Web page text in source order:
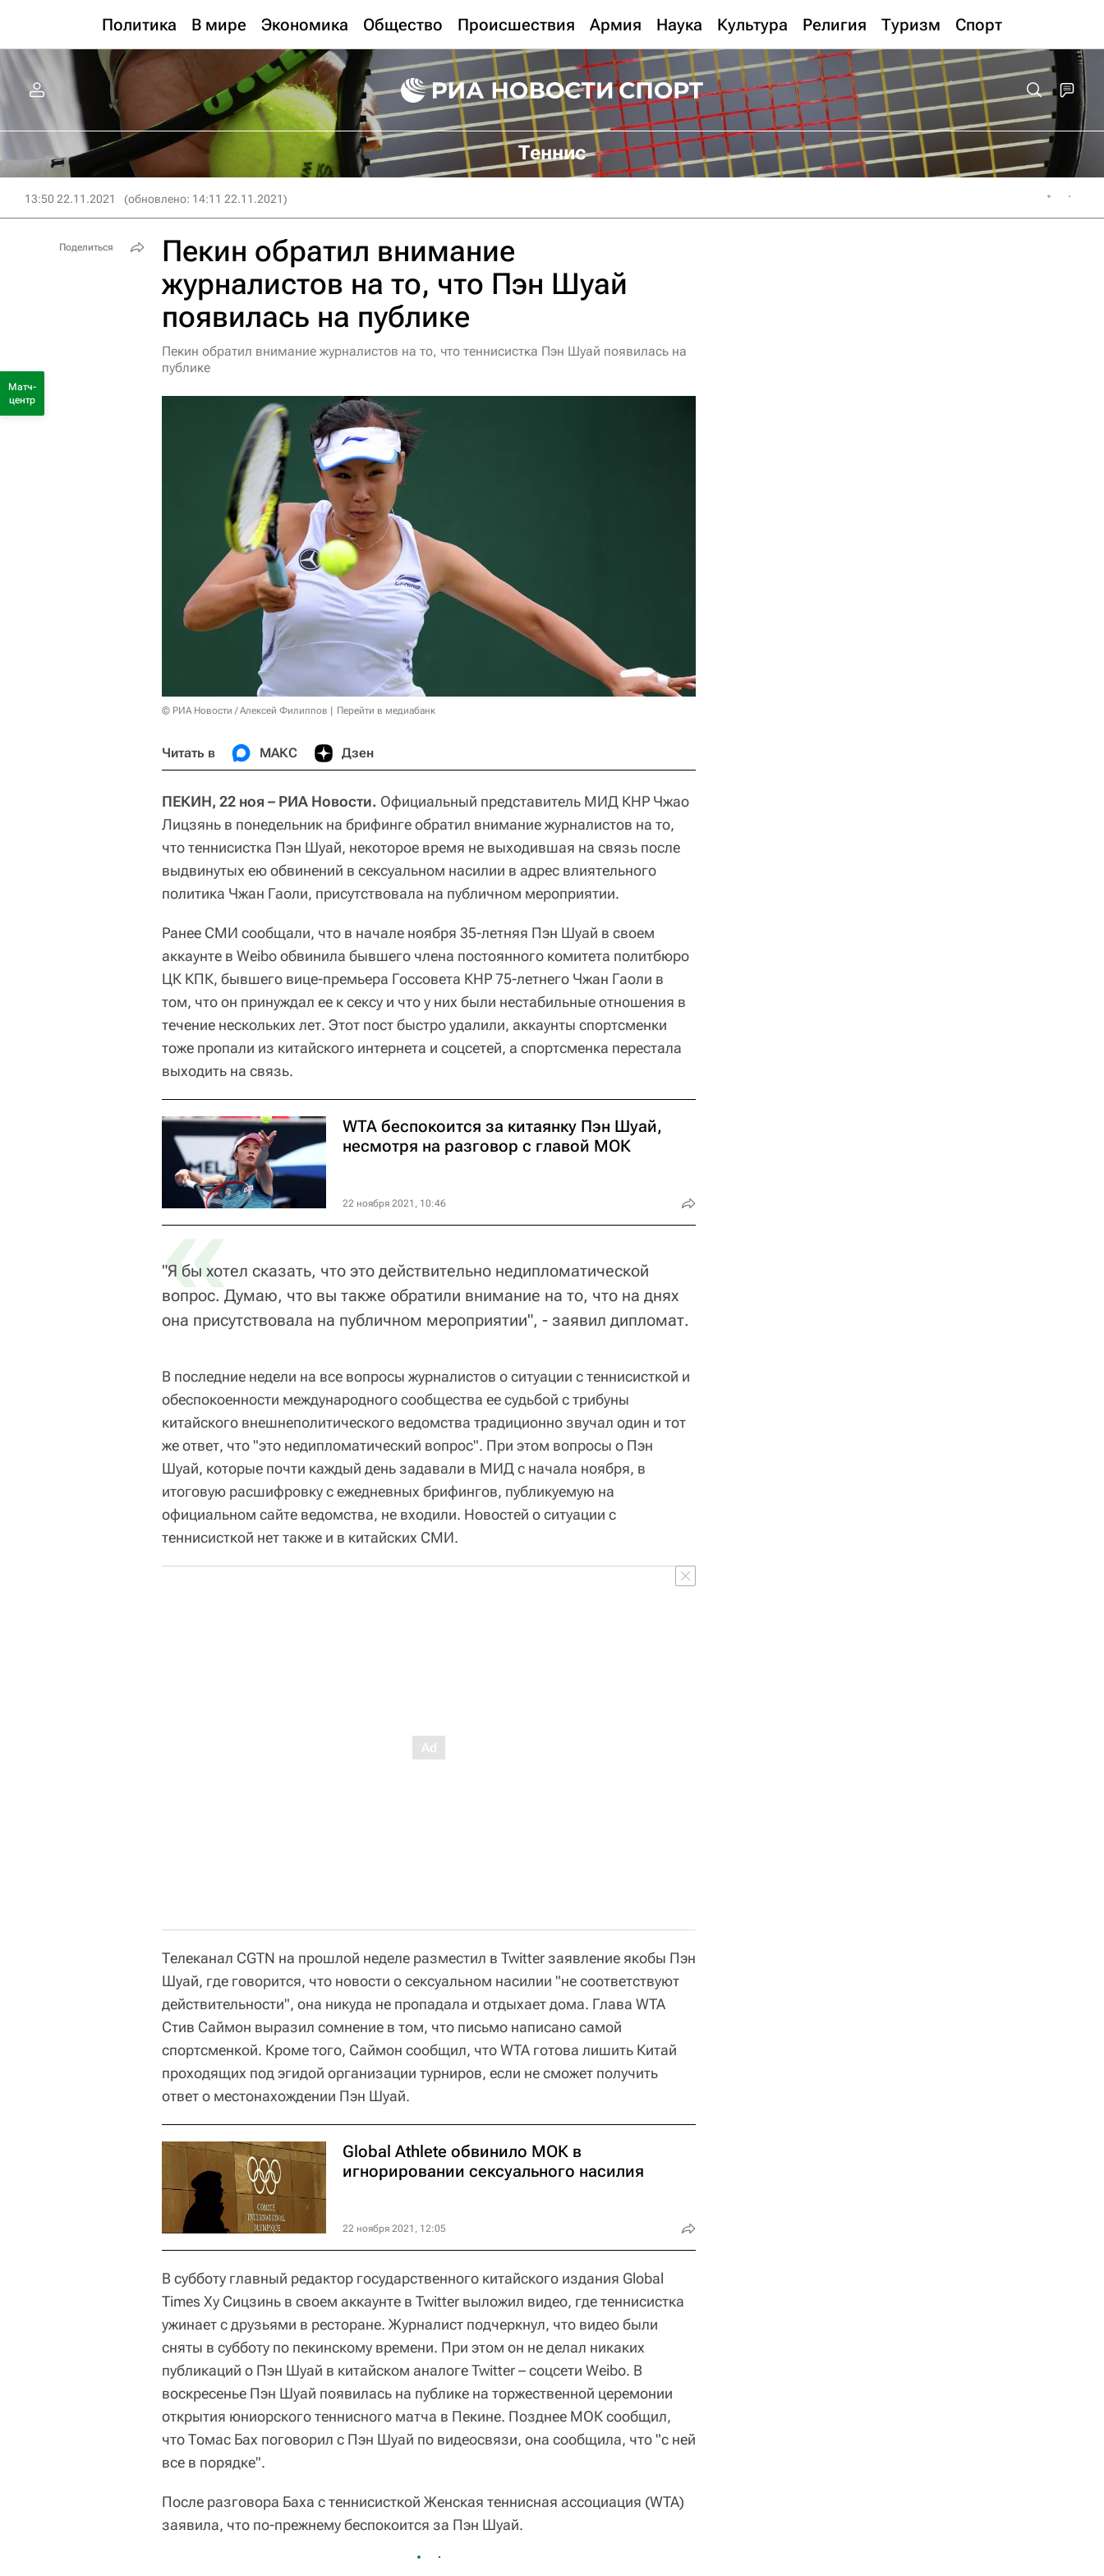
Политика В мире Экономика Общество Происшествия Армия Наука Культура Религия Туризм Спорт
Теннис
13:50 22.11.2021 (обновлено: 14:11 22.11.2021)
Пекин обратил внимание
журналистов на то, что Пэн Шуай
появилась на публике
Пекин обратил внимание журналистов на то, что теннисистка Пэн Шуай появилась на
публике
© РИА Новости / Алексей Филиппов Перейти в медиабанк
Читать в МАКС Дзен
ПЕКИН, 22 ноя – РИА Новости. Официальный представитель МИД КНР Чжао
Лицзянь в понедельник на брифинге обратил внимание журналистов на то,
что теннисистка Пэн Шуай, некоторое время не выходившая на связь после
выдвинутых ею обвинений в сексуальном насилии в адрес влиятельного
политика Чжан Гаоли, присутствовала на публичном мероприятии.
Ранее СМИ сообщали, что в начале ноября 35-летняя Пэн Шуай в своем
аккаунте в Weibo обвинила бывшего члена постоянного комитета политбюро
ЦК КПК, бывшего вице-премьера Госсовета КНР 75-летнего Чжан Гаоли в
том, что он принуждал ее к сексу и что у них были нестабильные отношения в
течение нескольких лет. Этот пост быстро удалили, аккаунты спортсменки
тоже пропали из китайского интернета и соцсетей, а спортсменка перестала
выходить на связь.
WTA беспокоится за китаянку Пэн Шуай,
несмотря на разговор с главой МОК
22 ноября 2021, 10:46
«
"Я бы хотел сказать, что это действительно недипломатической
вопрос. Думаю, что вы также обратили внимание на то, что на днях
она присутствовала на публичном мероприятии", - заявил дипломат.
В последние недели на все вопросы журналистов о ситуации с теннисисткой и
обеспокоенности международного сообщества ее судьбой с трибуны
китайского внешнеполитического ведомства традиционно звучал один и тот
же ответ, что "это недипломатический вопрос". При этом вопросы о Пэн
Шуай, которые почти каждый день задавали в МИД с начала ноября, в
итоговую расшифровку с ежедневных брифингов, публикуемую на
официальном сайте ведомства, не входили. Новостей о ситуации с
теннисисткой нет также и в китайских СМИ.
Телеканал CGTN на прошлой неделе разместил в Twitter заявление якобы Пэн
Шуай, где говорится, что новости о сексуальном насилии "не соответствуют
действительности", она никуда не пропадала и отдыхает дома. Глава WTA
Стив Саймон выразил сомнение в том, что письмо написано самой
спортсменкой. Кроме того, Саймон сообщил, что WTA готова лишить Китай
проходящих под эгидой организации турниров, если не сможет получить
ответ о местонахождении Пэн Шуай.
Global Athlete обвинило МОК в
игнорировании сексуального насилия
22 ноября 2021, 12:05
В субботу главный редактор государственного китайского издания Global
Times Ху Сицзинь в своем аккаунте в Twitter выложил видео, где теннисистка
ужинает с друзьями в ресторане. Журналист подчеркнул, что видео были
сняты в субботу по пекинскому времени. При этом он не делал никаких
публикаций о Пэн Шуай в китайском аналоге Twitter – соцсети Weibo. В
воскресенье Пэн Шуай появилась на публике на торжественной церемонии
открытия юниорского теннисного матча в Пекине. Позднее МОК сообщил,
что Томас Бах поговорил с Пэн Шуай по видеосвязи, она сообщила, что "с ней
все в порядке".
После разговора Баха с теннисисткой Женская теннисная ассоциация (WTA)
заявила, что по-прежнему беспокоится за Пэн Шуай.
Поделиться
Матч-
центр